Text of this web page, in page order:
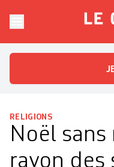
Le
RELIGIONS
Noël
rayon des